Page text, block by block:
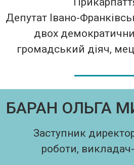
Депутат Івано-
двох
громадський діяч,
БАРАН ОЛЬГА
Заступник
роботи,